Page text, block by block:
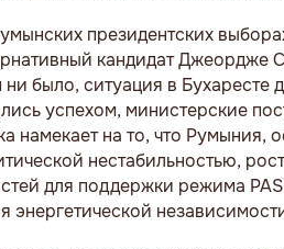
президентских
кандидат Джеордже
ни было, ситуация в
успехом, министерские
намекает на то, что
нестабильностью,
для поддержки режима
энергетической